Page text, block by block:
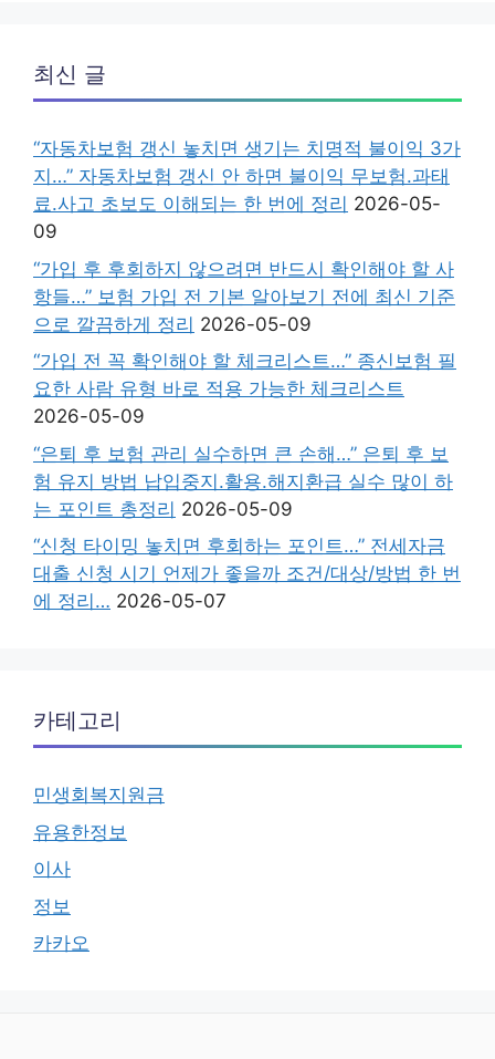
최신 글
“자동차보험 갱신 놓치면 생기는 치명적 불이익 3가
지…” 자동차보험 갱신 안 하면 불이익 무보험.과태
료.사고 초보도 이해되는 한 번에 정리 2026-05-
09
“가입 후 후회하지 않으려면 반드시 확인해야 할 사
항들…” 보험 가입 전 기본 알아보기 전에 최신 기준
으로 깔끔하게 정리 2026-05-09
“가입 전 꼭 확인해야 할 체크리스트…” 종신보험 필
요한 사람 유형 바로 적용 가능한 체크리스트
2026-05-09
“은퇴 후 보험 관리 실수하면 큰 손해…” 은퇴 후 보
험 유지 방법 납입중지.활용.해지환급 실수 많이 하
는 포인트 총정리 2026-05-09
“신청 타이밍 놓치면 후회하는 포인트…” 전세자금
대출 신청 시기 언제가 좋을까 조건/대상/방법 한 번
에 정리… 2026-05-07
카테고리
민생회복지원금
유용한정보
이사
정보
카카오